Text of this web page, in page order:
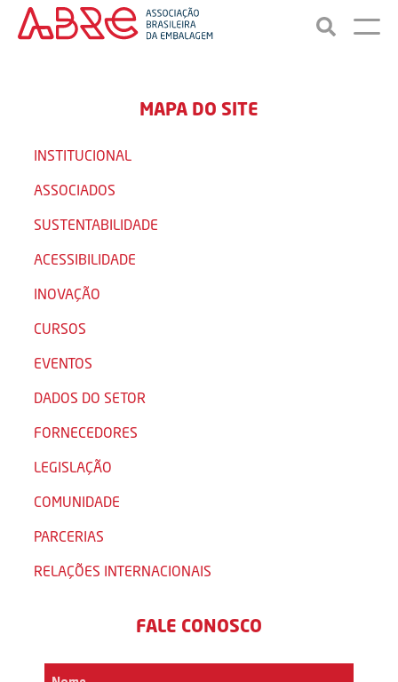
MAPA DO SITE
INSTITUCIONAL
ASSOCIADOS
SUSTENTABILIDADE
ACESSIBILIDADE
INOVAÇÃO
CURSOS
EVENTOS
DADOS DO SETOR
FORNECEDORES
LEGISLAÇÃO
COMUNIDADE
PARCERIAS
RELAÇÕES INTERNACIONAIS
FALE CONOSCO